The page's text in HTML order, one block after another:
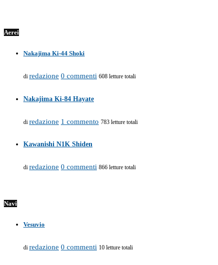
Aerei
Nakajima Ki-44 Shoki
di redazione 0 commenti 608 letture totali
Nakajima Ki-84 Hayate
di redazione 1 commento 783 letture totali
Kawanishi N1K Shiden
di redazione 0 commenti 866 letture totali
Navi
Vesuvio
di redazione 0 commenti 10 letture totali